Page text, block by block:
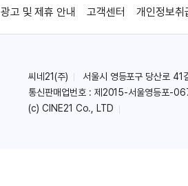
광고 및 제휴 안내 고객센터 개인정보취
씨네21(주) 서울시 영등포구 당산로
통신판매업번호 : 제2015-서울영등포-
(c) CINE21 Co., LTD